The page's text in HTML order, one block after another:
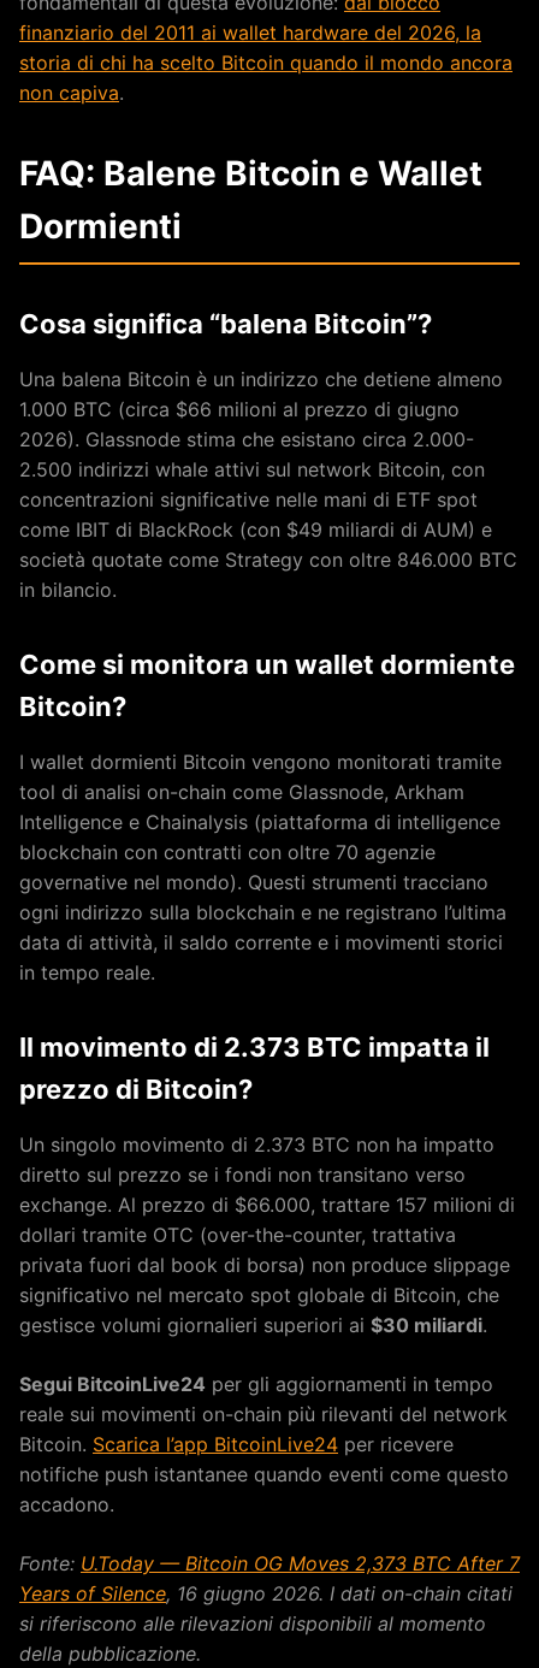
finanziario del 2011 ai wallet hardware del 2026, la
storia di chi ha scelto Bitcoin quando il mondo ancora
non capiva.
FAQ: Balene Bitcoin e Wallet
Dormienti
Cosa significa “balena Bitcoin”?
Una balena Bitcoin è un indirizzo che detiene almeno
1.000 BTC (circa $66 milioni al prezzo di giugno
2026). Glassnode stima che esistano circa 2.000-
2.500 indirizzi whale attivi sul network Bitcoin, con
concentrazioni significative nelle mani di ETF spot
come IBIT di BlackRock (con $49 miliardi di AUM) e
società quotate come Strategy con oltre 846.000 BTC
in bilancio.
Come si monitora un wallet dormiente
Bitcoin?
I wallet dormienti Bitcoin vengono monitorati tramite
tool di analisi on-chain come Glassnode, Arkham
Intelligence e Chainalysis (piattaforma di intelligence
blockchain con contratti con oltre 70 agenzie
governative nel mondo). Questi strumenti tracciano
ogni indirizzo sulla blockchain e ne registrano l’ultima
data di attività, il saldo corrente e i movimenti storici
in tempo reale.
Il movimento di 2.373 BTC impatta il
prezzo di Bitcoin?
Un singolo movimento di 2.373 BTC non ha impatto
diretto sul prezzo se i fondi non transitano verso
exchange. Al prezzo di $66.000, trattare 157 milioni di
dollari tramite OTC (over-the-counter, trattativa
privata fuori dal book di borsa) non produce slippage
significativo nel mercato spot globale di Bitcoin, che
gestisce volumi giornalieri superiori ai $30 miliardi.
Segui BitcoinLive24 per gli aggiornamenti in tempo
reale sui movimenti on-chain più rilevanti del network
Bitcoin. Scarica l’app BitcoinLive24 per ricevere
notifiche push istantanee quando eventi come questo
accadono.
Fonte: U.Today — Bitcoin OG Moves 2,373 BTC After 7
Years of Silence, 16 giugno 2026. I dati on-chain citati
si riferiscono alle rilevazioni disponibili al momento
della pubblicazione.